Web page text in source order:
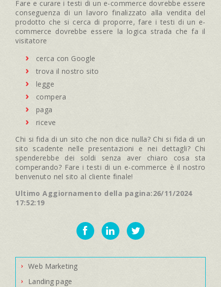
Web Marketing
Landing page
Fare e curare i testi di un e-commerce dovrebbe essere
conseguenza di un lavoro finalizzato alla vendita del
prodotto che si cerca di proporre, fare i testi di un e-
commerce dovrebbe essere la logica strada che fa il
visitatore
cerca con Google
trova il nostro sito
legge
compera
paga
riceve
Chi si fida di un sito che non dice nulla? Chi si fida di un
sito scadente nelle presentazioni e nei dettagli? Chi
spenderebbe dei soldi senza aver chiaro cosa sta
comperando? Fare i testi di un e-commerce è il nostro
benvenuto nel sito al cliente finale!
Ultimo Aggiornamento della pagina:26/11/2024
17:52:19